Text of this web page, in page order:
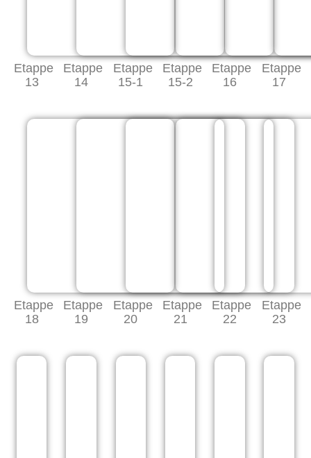
Etappe
13
Etappe
14
Etappe
15-1
Etappe
15-2
Etappe
16
Etappe
17
Etappe
18
Etappe
19
Etappe
20
Etappe
21
Etappe
22
Etappe
23